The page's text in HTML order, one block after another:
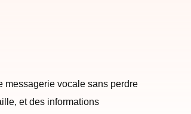
messagerie vocale sans perdre
et des informations